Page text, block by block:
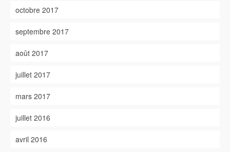
octobre 2017
septembre 2017
août 2017
juillet 2017
mars 2017
juillet 2016
avril 2016